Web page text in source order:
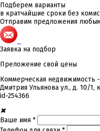
Подберем варианты
в кратчайшие сроки без
Отправим предложения
Заявка на подбор
Преложение свой цены
Коммерческая недвижимость
Дмитрия Ульянова ул., д. 10/1,
id-254366
✖
Ваше имя *